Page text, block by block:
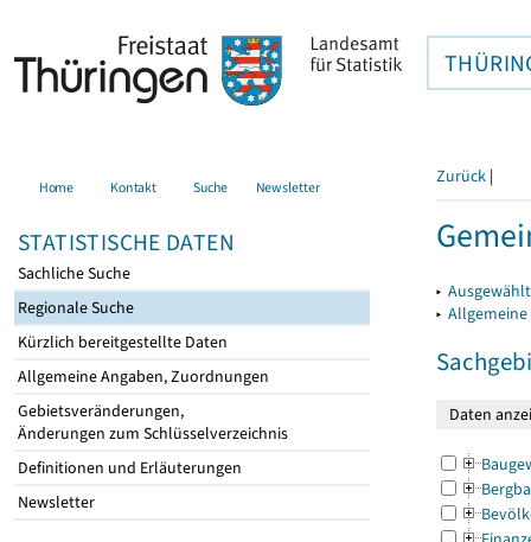
Home Kontakt Suche Newsletter
STATISTISCHE DATEN
Sachliche Suche
Regionale Suche
Kürzlich bereitgestellte Daten
Allgemeine Angaben, Zuordnungen
Gebietsveränderungen,
Änderungen zum Schlüsselverzeichnis
Definitionen und Erläuterungen
Newsletter
Zurück |
▸
▸